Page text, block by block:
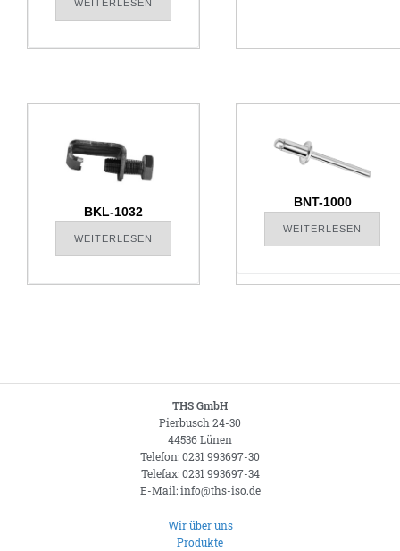
WEITERLESEN
BKL-1032
WEITERLESEN
BNT-1000
WEITERLESEN
THS GmbH
Pierbusch 24-30
44536 Lünen
Telefon: 0231 993697-30
Telefax: 0231 993697-34
E-Mail: info@ths-iso.de
Wir über uns
Produkte